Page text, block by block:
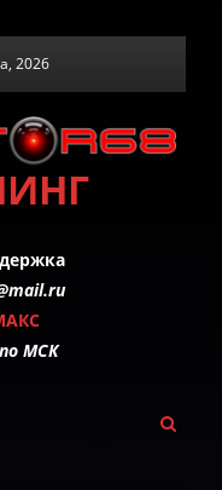
2026
МСК